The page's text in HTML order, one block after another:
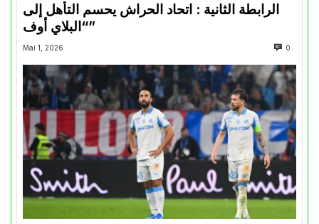
الرابطة الثانية : اتحاد الحراش يحسم التأهل إلى
“البلاي أوف”
Mai 1, 2026 0